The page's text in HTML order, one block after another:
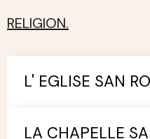
RELIGION.
L' EGLISE SAN
LA CHAPELLE